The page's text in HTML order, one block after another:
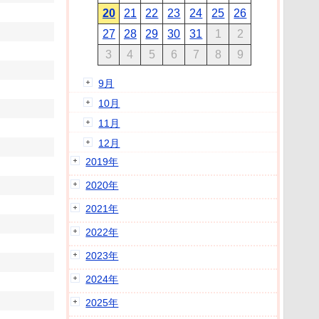
20 21 22 23 24 25
26
27
28 29 30 31 1
2
3
4 5 6 7 8 9
9月
10月
11月
12月
2019年
2020年
2021年
2022年
2023年
2024年
2025年